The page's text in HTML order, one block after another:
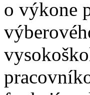
o výkone